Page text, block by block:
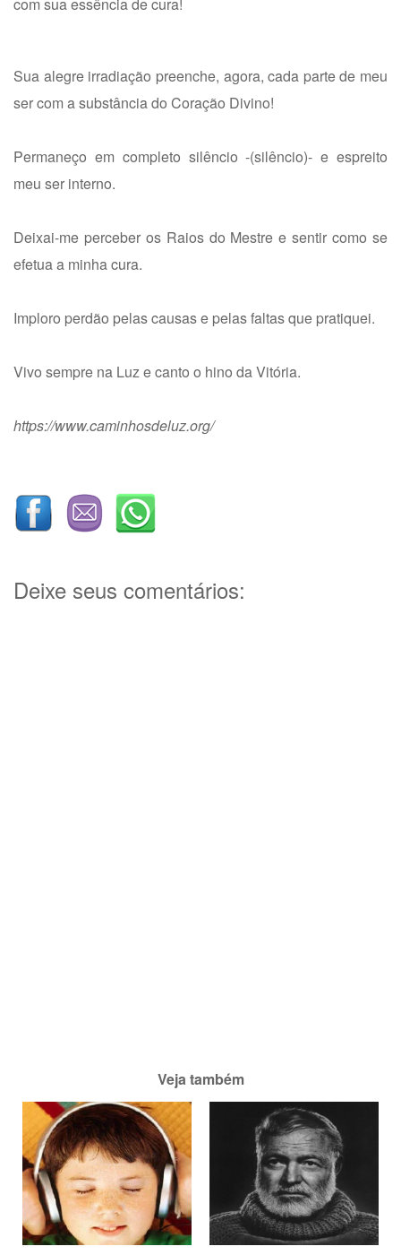
Sua alegre irradiação preenche, agora, cada parte de meu
ser com a substância do Coração Divino!
Permaneço em completo silêncio -(silêncio)- e espreito
meu ser interno.
Deixai-me perceber os Raios do Mestre e sentir como se
efetua a minha cura.
Imploro perdão pelas causas e pelas faltas que pratiquei.
Vivo sempre na Luz e canto o hino da Vitória.
https://www.caminhosdeluz.org/
Deixe seus comentários:
Veja também